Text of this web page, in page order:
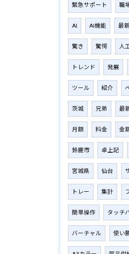
緊急サポート 職
AI AI機能 最
驚き 驚愕 人
トレンド 発展
ツール 紹介
茨城 兄弟 最
月額 料金 金
鈴鹿市 卓上記
宮城県 仙台
トレー 集計
簡単操作 タッチ
バーチャル 使い